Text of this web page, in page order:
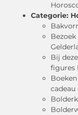
Categorie:
Bij
figures
cadeau